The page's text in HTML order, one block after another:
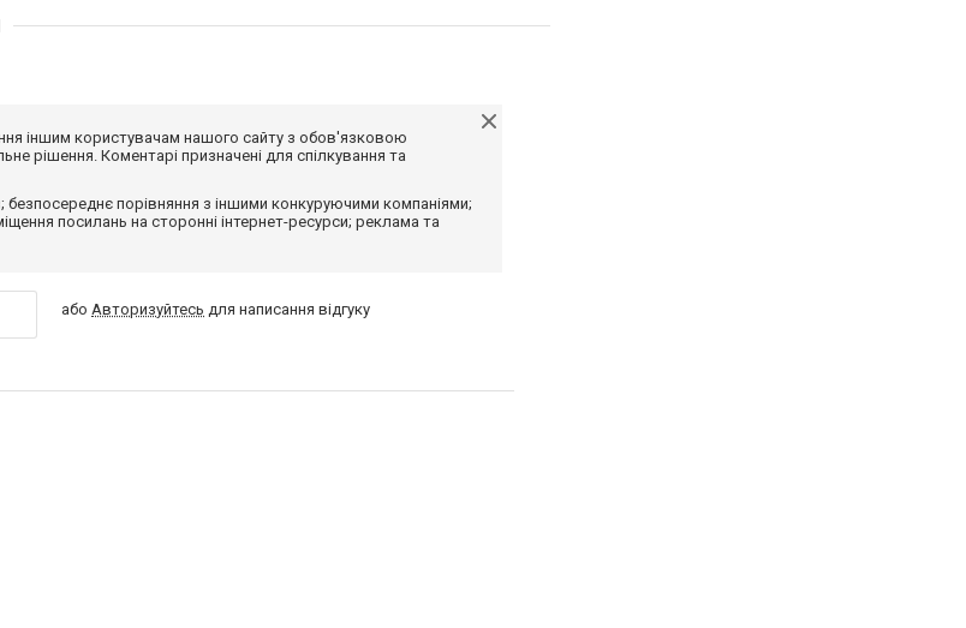
іншим користувачам нашого сайту з обов'язковою
рішення. Коментарі призначені для спілкування та
порівняння з іншими конкуруючими компаніями;
посилань на сторонні інтернет-ресурси; реклама та
абоАвторизуйтесь для написання відгуку